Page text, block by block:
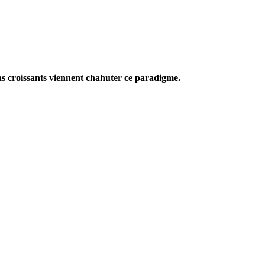
croissants viennent chahuter ce paradigme.